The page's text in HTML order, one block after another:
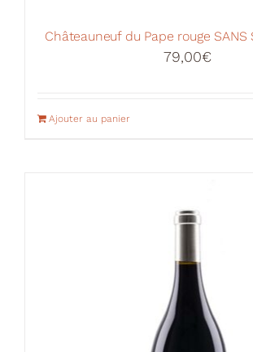
Châteauneuf du Pape rouge SANS
79,00€
Ajouter au panier